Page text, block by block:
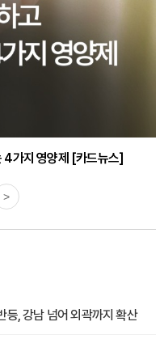
4가지 영양제 [카드뉴스]
>
, 강남 넘어 외곽까지 확산